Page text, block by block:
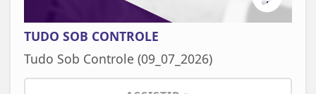
TUDO SOB CONTROLE
Tudo Sob Controle (09_07_2026)